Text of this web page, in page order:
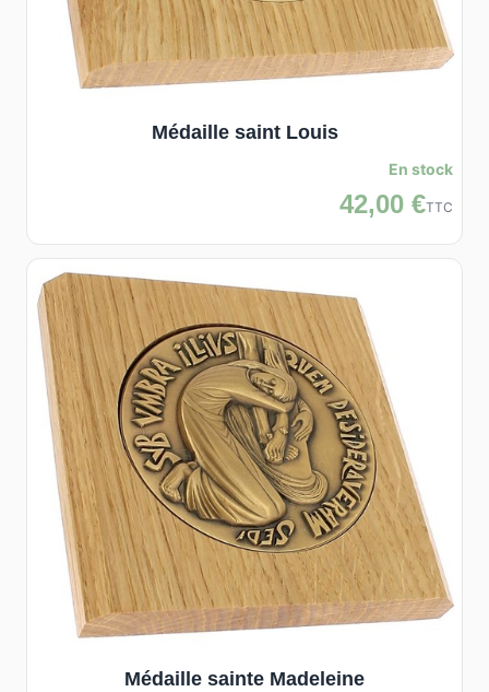
Médaille saint Louis
En stock
42,00 €TTC
Médaille sainte Madeleine